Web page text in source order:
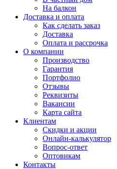
На балкон
Доставка и оплата
Как сделать заказ
Доставка
Оплата и рассрочка
О компании
Производство
Гарантия
Портфолио
Отзывы
Реквизиты
Вакансии
Карта сайта
Клиентам
Скидки и акции
Онлайн-калькулятор
Вопрос-ответ
Оптовикам
Контакты